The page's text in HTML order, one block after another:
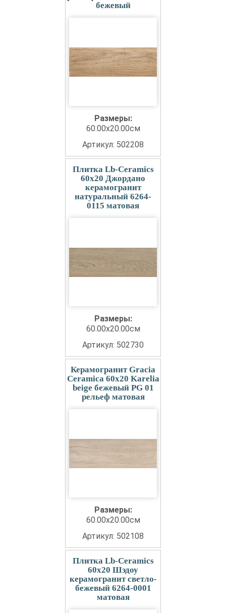
бежевый
Размеры:
60.00x20.00см
Артикул: 502208
Плитка Lb-Ceramics
60x20 Джордано
керамогранит
натуральный 6264-
0115 матовая
Размеры:
60.00x20.00см
Артикул: 502730
Керамогранит Gracia
Ceramica 60x20 Karelia
beige бежевый PG 01
рельеф матовая
Размеры:
60.00x20.00см
Артикул: 502108
Плитка Lb-Ceramics
60x20 Шэдоу
керамогранит светло-
бежевый 6264-0001
матовая